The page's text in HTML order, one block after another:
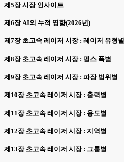
제5장 시장 인사이트
제6장 AI의 누적 영향(2026년)
제7장 초고속 레이저 시장 : 레이저 유형별
제8장 초고속 레이저 시장 : 펄스 폭별
제9장 초고속 레이저 시장 : 파장 범위별
제10장 초고속 레이저 시장 : 출력별
제11장 초고속 레이저 시장 : 용도별
제12장 초고속 레이저 시장 : 지역별
제13장 초고속 레이저 시장 : 그룹별